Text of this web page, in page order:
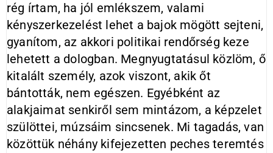
rég írtam, ha jól emlékszem, valami
kényszerkezelést lehet a bajok mögött sejteni,
gyanítom, az akkori politikai rendőrség keze
lehetett a dologban. Megnyugtatásul közlöm, ő
kitalált személy, azok viszont, akik őt
bántották, nem egészen. Egyébként az
alakjaimat senkiről sem mintázom, a képzelet
szülöttei, múzsáim sincsenek. Mi tagadás, van
közöttük néhány kifejezetten peches teremtés